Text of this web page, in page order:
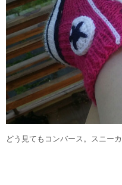
どう見てもコンバース。スニー